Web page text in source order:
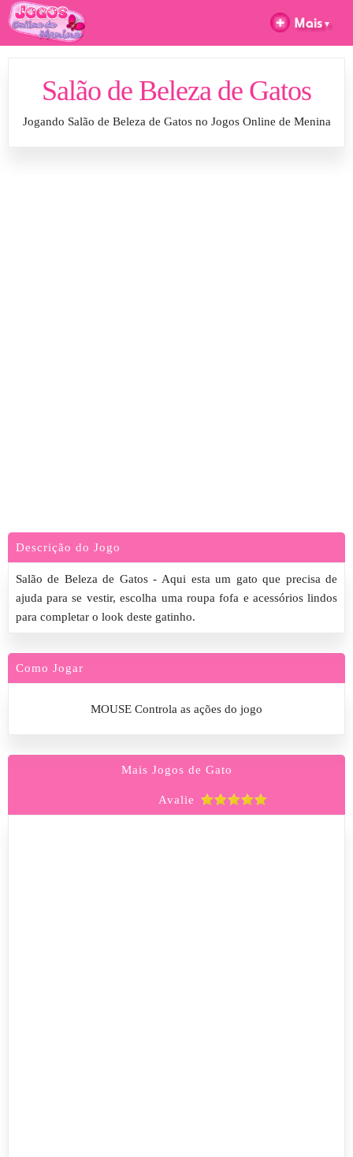
Salão de Beleza de Gatos
Jogando Salão de Beleza de Gatos no Jogos Online de Menina
Descrição do Jogo
Salão de Beleza de Gatos - Aqui esta um gato que precisa de
ajuda para se vestir, escolha uma roupa fofa e acessórios lindos
para completar o look deste gatinho.
Como Jogar
MOUSE Controla as ações do jogo
Mais Jogos de Gato
Avalie